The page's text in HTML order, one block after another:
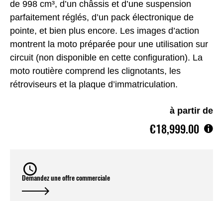
de 998 cm³, d’un châssis et d’une suspension
parfaitement réglés, d’un pack électronique de
pointe, et bien plus encore. Les images d’action
montrent la moto préparée pour une utilisation sur
circuit (non disponible en cette configuration). La
moto routière comprend les clignotants, les
rétroviseurs et la plaque d’immatriculation.
à partir de
€18,999.00
Demandez une offre commerciale